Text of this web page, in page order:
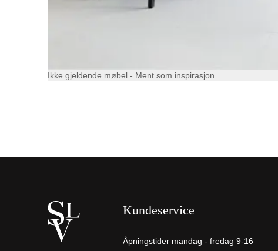
Ikke gjeldende møbel - Ment som inspirasjon
Kundeservice
Åpningstider mandag - fredag 9-16